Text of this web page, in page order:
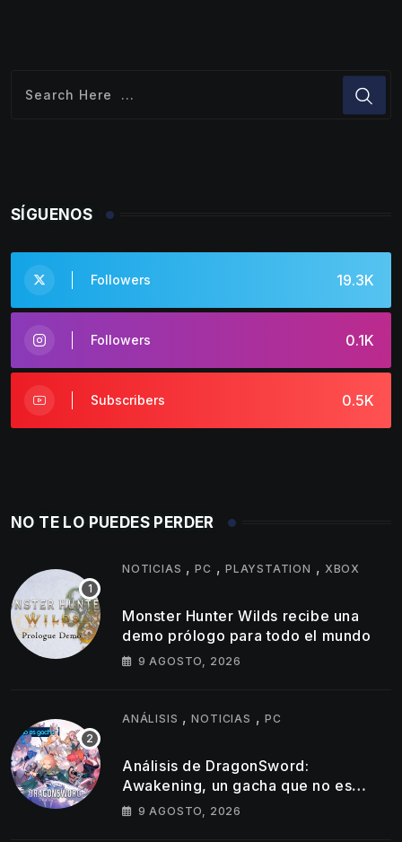
SÍGUENOS
19.3K
Followers
0.1K
Followers
0.5K
Subscribers
NO TE LO PUEDES PERDER
NOTICIAS ,PC ,PLAYSTATION , XBOX
Monster Hunter Wilds recibe una
demo prólogo para todo el mundo
9 AGOSTO, 2026
ANÁLISIS ,NOTICIAS , PC
Análisis de DragonSword:
Awakening, un gacha que no es
gacha
9 AGOSTO, 2026